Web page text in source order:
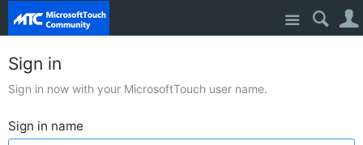
Site
Sign in
Sign in now with your MicrosoftTouch user name.
Sign in name